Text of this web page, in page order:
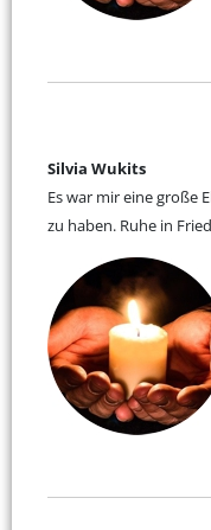
Silvia Wukits
Es war mir eine große
zu haben. Ruhe in